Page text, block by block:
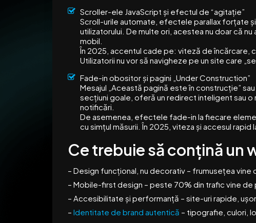
Scroller-ele JavaScript și efectul de “agitație”
Scroll-urile automate, efectele parallax forțate
utilizatorului. De multe ori, acestea nu doar că
mobil.
În 2025, accentul cade pe: viteză de încărcare,
Utilizatorii nu vor să navigheze pe un site care
Fade-in obositor și pagini „Under Construction”
Mesajul „Această pagină este în construcție”
secțiuni goale, oferă un redirect inteligent sau
notificări.
De asemenea, efectele fade-in la fiecare
cu simțul măsurii. În 2025, viteza și accesul rapid
Ce trebuie să conțină un
– Design funcțional, nu decorativ – frumusețea vine
– Mobile-first design – peste 70% din trafic vine de
– Accesibilitate și performanță – site-uri rapide,
– Identitate de brand autentică – tipografie, culori,